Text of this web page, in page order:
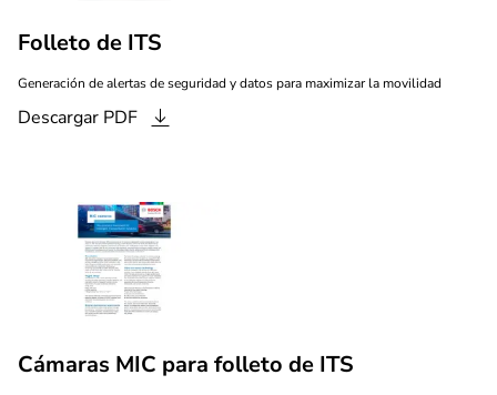
Folleto de ITS
Generación de alertas de seguridad y datos para maximizar la movilidad
Descargar PDF
Cámaras MIC para folleto de ITS